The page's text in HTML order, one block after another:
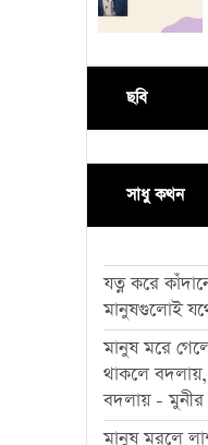
ছবি
সাধু কথন
যত্ন করে
মানুষগুলোই
মানুষ মরে
থাকলে
বদলায় - মুনীর
মানুষ মরলে